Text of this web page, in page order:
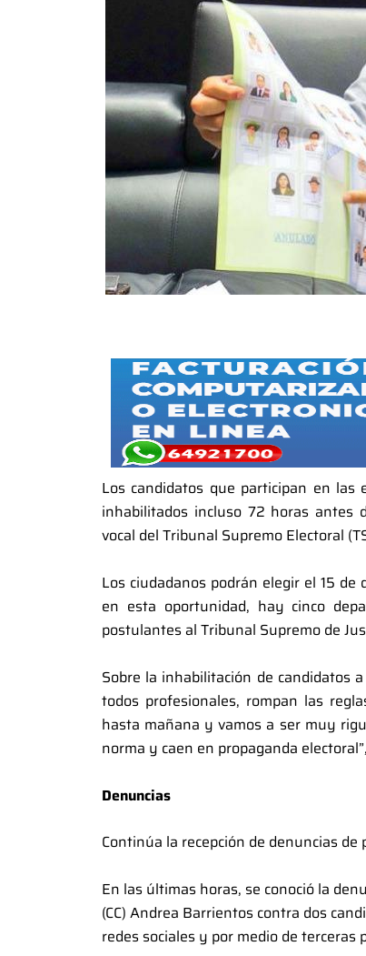
Los candidatos que participan en las
inhabilitados incluso 72 horas antes
vocal del Tribunal Supremo Electoral
Los ciudadanos podrán elegir el 15
en esta oportunidad, hay cinco
postulantes al Tribunal Supremo de
Sobre la inhabilitación de candidatos
todos profesionales, rompan las
hasta mañana y vamos a ser muy
norma y caen en propaganda
Denuncias
Continúa la recepción de denuncias
En las últimas horas, se conoció la
(CC) Andrea Barrientos contra dos
redes sociales y por medio de terceras